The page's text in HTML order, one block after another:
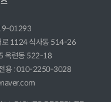
01293
로 1124 식사동 514-26
옥련동 522-18
용 : 010-2250-3028